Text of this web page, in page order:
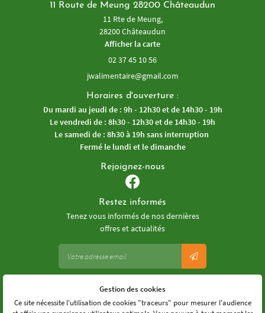
11 Route de Meung 28200 Châteaudun
11 Rte de Meung,
28200 Châteaudun
Afficher la carte
02 37 45 10 56
Horaires d'ouverture :
Du mardi au jeudi de : 9h - 12h30 et de 14h30 - 19h
Le vendredi de : 8h30 - 12h30 et de 14h30 - 19h
Le samedi de : 8h30 à 19h sans interruption
Fermé le lundi et le dimanche
Rejoignez-nous
Restez informés
Tenez vous informés de nos dernières
offres et actualités
Mentions Légales
Conditions générales d'utilisation
Gestion des cookies
Ce site nécessite l'utilisation de cookies "traceurs" pour mesurer l'audience